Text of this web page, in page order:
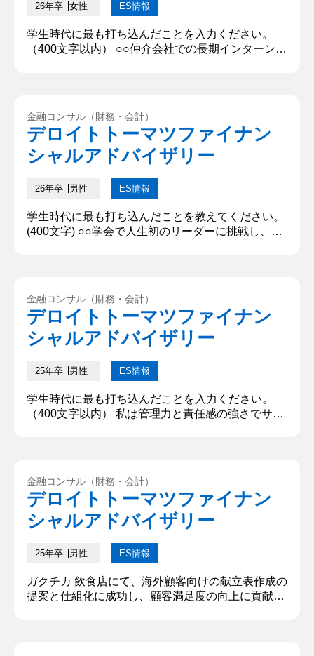
26年卒 女性 ES情報
学生時代に最も打ち込んだことを入力ください。
（400文字以内） ○○仲介会社での長期インターンシ
際、曜日や時間帯を記録し、経営層にリーチできる
最適なタイミングを割り出してみました。結果、接
触率は約1.6倍になりまし...
金融コンサル（財務・会計）
デロイトトーマツファイナン
シャルアドバイザリー
26年卒 男性 ES情報
学生時代に最も打ち込んだことを教えてください。
(400文字) ○○学会で人生初のリーダーに挑戦し、チ
との温度感や知識の差に直面し、どのように進める
べきか手探り状態だった。それでもやると決めたか
らにはやり切るという私の...
金融コンサル（財務・会計）
デロイトトーマツファイナン
シャルアドバイザリー
25年卒 男性 ES情報
学生時代に最も打ち込んだことを入力ください。
（400文字以内） 私は管理力と責任感の強さでサー
な新入生を集めることに注力している。だがその新
歓活動はほぼ毎日の活動がある上に、調整の必要な
関係者やすべき作業が多岐にわ...
金融コンサル（財務・会計）
デロイトトーマツファイナン
シャルアドバイザリー
25年卒 男性 ES情報
ガクチカ 飲食店にて、海外顧客向けの献立表作成の
提案と仕組化に成功し、顧客満足度の向上に貢献し